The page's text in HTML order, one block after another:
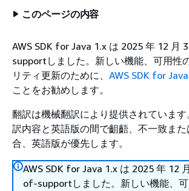
このページの内容
AWS SDK for Java 1.x は 2025 年 12 月
supportしました。新しい機能、可用性
リティ更新のために、 AWS SDK for
ことをお勧めします。
翻訳は機械翻訳により提供されていま
訳内容と英語版の間で齟齬、不一致ま
合、英語版が優先します。
AWS SDK for Java 1.x は 2025 年 12
of-supportしました。新しい機能、可